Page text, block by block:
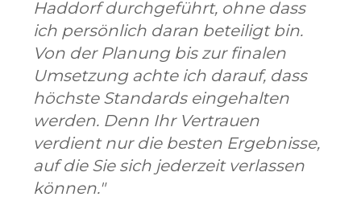
Haddorf durchgeführt, ohne dass
ich persönlich daran beteiligt bin.
Von der Planung bis zur finalen
Umsetzung achte ich darauf, dass
höchste Standards eingehalten
werden. Denn Ihr Vertrauen
verdient nur die besten Ergebnisse,
auf die Sie sich jederzeit verlassen
können."